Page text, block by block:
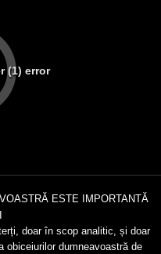
ESTE IMPORTANTĂ
doar în scop analitic, și doar
obiceiurilor dumneavoastră de
(1) error